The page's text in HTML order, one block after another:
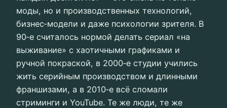
моды, но и производственных технологий,
бизнес‑модели и даже психологии зрителя. В
90‑е считалось нормой делать сериал «на
выживание» с хаотичными графиками и
ручной покраской, в 2000‑е студии учились
жить серийным производством и длинными
франшизами, а в 2010‑е всё сломали
стриминги и YouTube. Те же люди, те же